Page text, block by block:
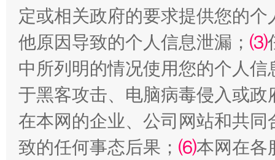
受贿1.44亿！段成刚被判无期 从幼
定或相关政府的要求提供您的个
他原因导致的个人信息泄漏； ⑶
中所列明的情况使用您的个人
于黑客攻击、电脑病毒侵入或
在本网的企业、公司网站和共
致的任何事态后果； ⑹本网在各